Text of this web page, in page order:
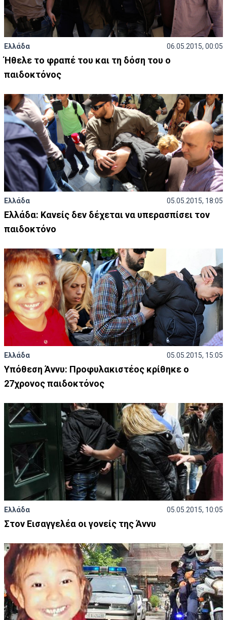
Ελλάδα 06.05.2015, 00:05
Ήθελε το φραπέ του και τη δόση του ο
παιδοκτόνος
Ελλάδα 05.05.2015, 18:05
Ελλάδα: Κανείς δεν δέχεται να υπερασπίσει τον
παιδοκτόνο
Ελλάδα 05.05.2015, 15:05
Υπόθεση Άννυ: Προφυλακιστέος κρίθηκε ο
27χρονος παιδοκτόνος
Ελλάδα 05.05.2015, 10:05
Στον Εισαγγελέα οι γονείς της Άννυ